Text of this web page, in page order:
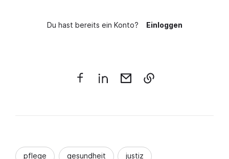
Du hast bereits ein Konto? Einloggen
pflege gesundheit justiz